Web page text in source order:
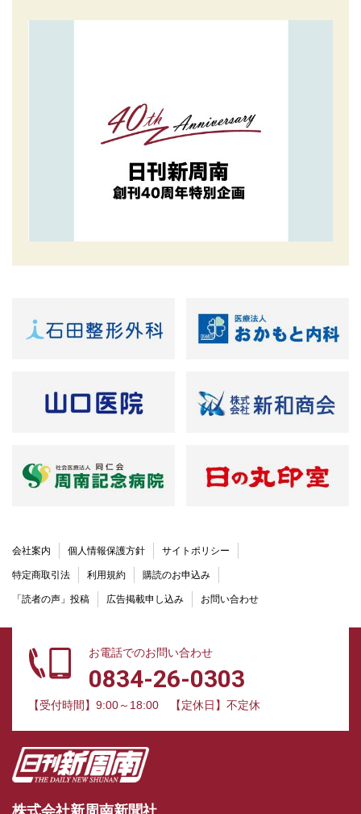
会社案内 個人情報保護方針 サイトポリシー
特定商取引法 利用規約 購読のお申込み
「読者の声」投稿 広告掲載申し込み お問い合わせ
お電話でのお問い合わせ
0834-26-0303
【受付時間】9:00～18:00 【定休日】不定休
株式会社新周南新聞社